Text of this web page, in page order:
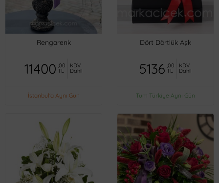
Rengarenk
11400 ,00
TL
KDV
Dahil
İstanbul'a Aynı Gün
Dört Dörtlük Aşk
5136 ,00
TL
KDV
Dahil
Tüm Türkiye Aynı Gün